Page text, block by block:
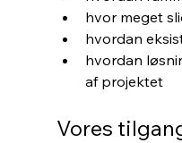
hvor meget
hvordan
hvordan
af projektet
Vores